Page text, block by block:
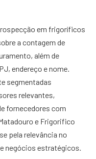
em frigoríficos
a contagem de
além de
endereço e nome.
segmentadas
relevantes,
fornecedores com
e Frigorifico
pela relevância no
negócios estratégicos.